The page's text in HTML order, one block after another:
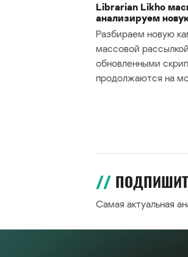
Librarian Likho
анализируем
Разбираем новую
массовой
обновленными
продолжаются на
Самая актуальная